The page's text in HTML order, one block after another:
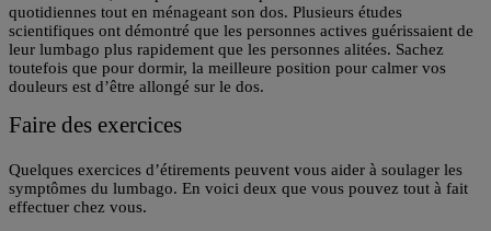
quotidiennes tout en ménageant son dos. Plusieurs études
scientifiques ont démontré que les personnes actives guérissaient de
leur lumbago plus rapidement que les personnes alitées. Sachez
toutefois que pour dormir, la meilleure position pour calmer vos
douleurs est d’être allongé sur le dos.
Faire des exercices
Quelques exercices d’étirements peuvent vous aider à soulager les
symptômes du lumbago. En voici deux que vous pouvez tout à fait
effectuer chez vous.